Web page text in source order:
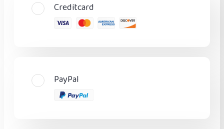
Creditcard
PayPal